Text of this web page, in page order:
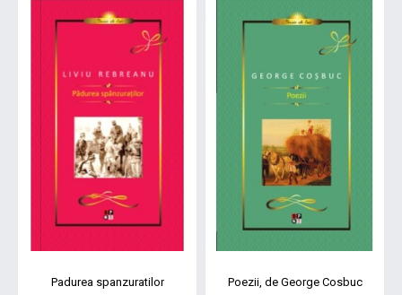
Padurea spanzuratilor Poezii, de George Cosbuc